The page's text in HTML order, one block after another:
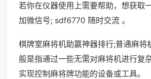
若你在仪器使用上需要帮助，想获取
加微信号; sdf6770 随时交流 。
棋牌室麻将机助赢神器排行;普通麻将
般是指通过一些无需对麻将机进行复
实现控制麻将牌功能的设备或工具。